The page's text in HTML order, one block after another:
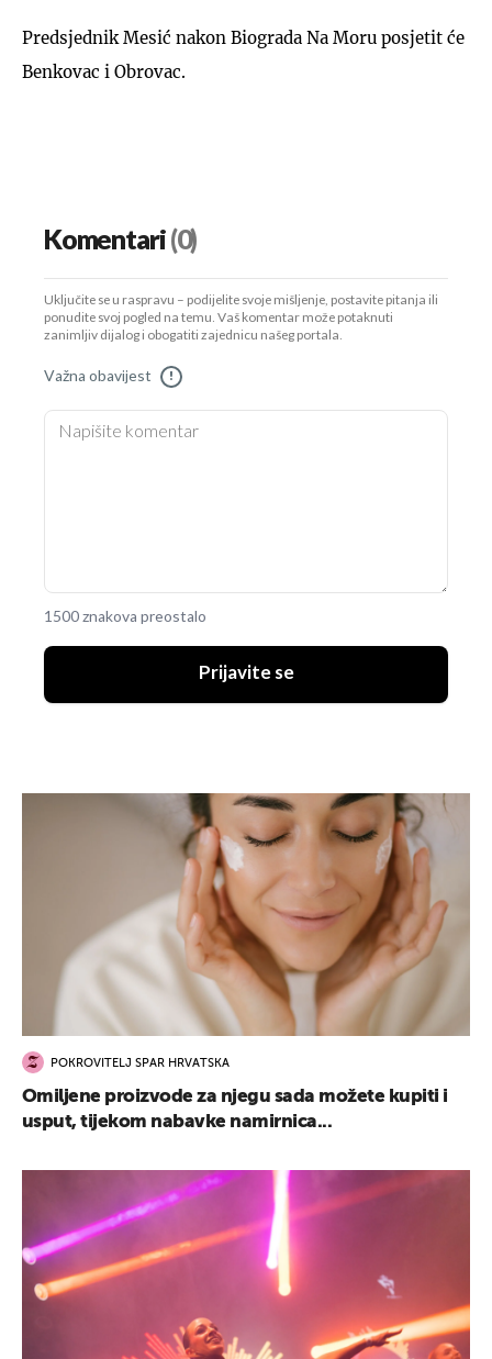
Predsjednik Mesić nakon Biograda Na Moru posjetit će
Benkovac i Obrovac.
Komentari(0)
Uključite se u raspravu – podijelite svoje mišljenje, postavite pitanja ili
ponudite svoj pogled na temu. Vaš komentar može potaknuti
zanimljiv dijalog i obogatiti zajednicu našeg portala.
Važna obavijest !
1500 znakova preostalo
Prijavite se
POKROVITELJ SPAR HRVATSKA
Omiljene proizvode za njegu sada možete kupiti i
usput, tijekom nabavke namirnica...